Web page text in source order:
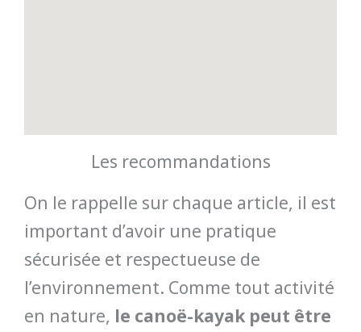
Les recommandations
On le rappelle sur chaque article, il est
important d’avoir une pratique
sécurisée et respectueuse de
l’environnement. Comme tout activité
en nature, le canoë-kayak peut être